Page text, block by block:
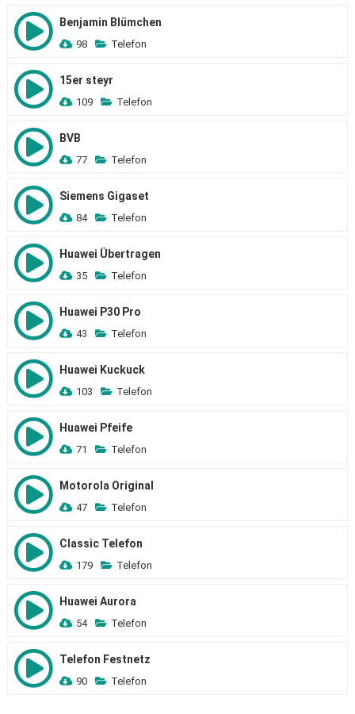
Benjamin Blümchen
98 Telefon
15er steyr
109 Telefon
BVB
77 Telefon
Siemens Gigaset
84 Telefon
Huawei Übertragen
35 Telefon
Huawei P30 Pro
43 Telefon
Huawei Kuckuck
103 Telefon
Huawei Pfeife
71 Telefon
Motorola Original
47 Telefon
Classic Telefon
179 Telefon
Huawei Aurora
54 Telefon
Telefon Festnetz
90 Telefon